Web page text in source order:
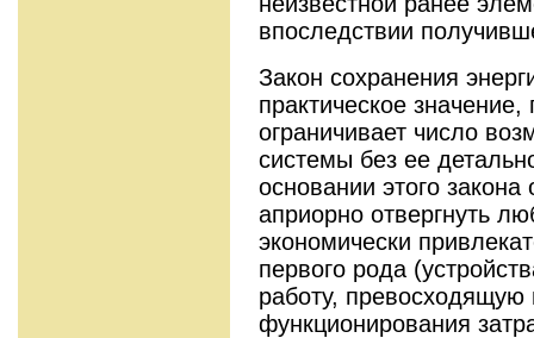
впоследствии
Закон сохранения
практическое
ограничивает число
системы без ее
основании этого
априорно отвергнуть
экономически
первого рода
работу,
функционирования